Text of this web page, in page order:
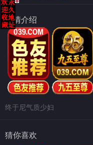
剧情介绍
终于尼气质少妇
猜你喜欢